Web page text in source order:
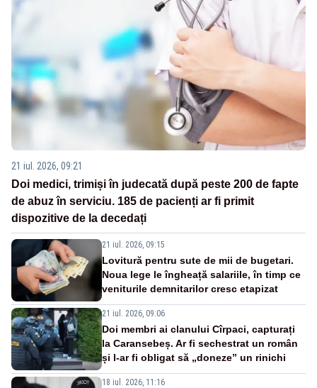
21 iul. 2026, 09:21
Doi medici, trimiși în judecată după peste 200 de fapte
de abuz în serviciu. 185 de pacienți ar fi primit
dispozitive de la decedați
21 iul. 2026, 09:15
Lovitură pentru sute de mii de bugetari.
Noua lege le îngheață salariile, în timp ce
veniturile demnitarilor cresc etapizat
21 iul. 2026, 09:06
Doi membri ai clanului Cîrpaci, capturați
la Caransebeș. Ar fi sechestrat un român
și l-ar fi obligat să „doneze” un rinichi
18 iul. 2026, 11:16